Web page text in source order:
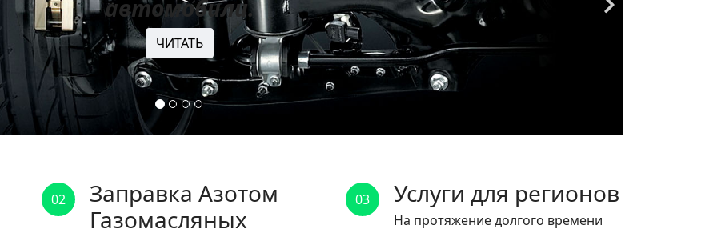
автомобили.
ЧИТАТЬ
02
Заправка Азотом
Газомасляных
03 Услуги для регионов
На протяжение долгого времени